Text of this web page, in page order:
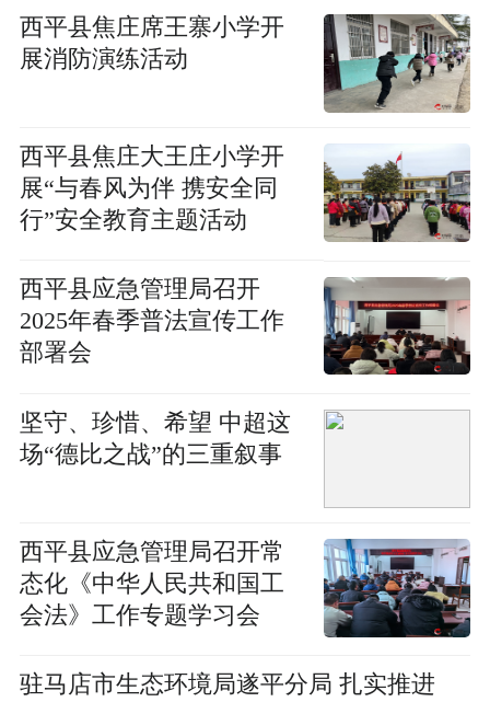
西平县焦庄席王寨小学开
展消防演练活动
​西平县焦庄大王庄小学开
展“与春风为伴 携安全同
行”安全教育主题活动
西平县应急管理局召开
2025年春季普法宣传工作
部署会
坚守、珍惜、希望 中超这
场“德比之战”的三重叙事
​西平县应急管理局召开常
态化《中华人民共和国工
会法》工作专题学习会
驻马店市生态环境局遂平分局 扎实推进